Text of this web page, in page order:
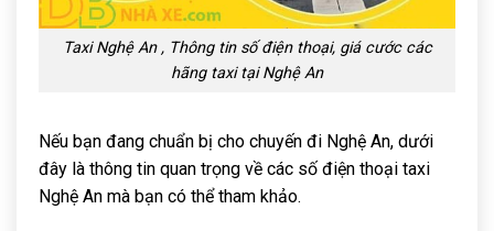
Taxi Nghệ An , Thông tin số điện thoại, giá cước các
hãng taxi tại Nghệ An
Nếu bạn đang chuẩn bị cho chuyến đi Nghệ An, dưới
đây là thông tin quan trọng về các số điện thoại taxi
Nghệ An mà bạn có thể tham khảo.